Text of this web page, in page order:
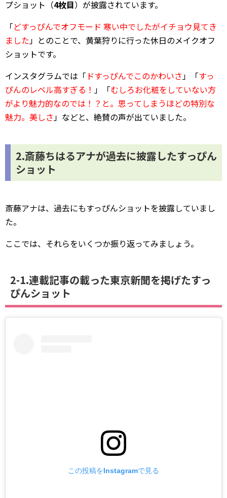
プショット（4枚目）が披露されています。
「どすっぴんでオフモード 寒い中でしたがイチョウ見てき
ました」とのことで、黄葉狩りに行った休日のメイクオフ
ショットです。
インスタグラムでは「 ドすっぴんでこのかわいさ」「すっ
ぴんのレベル高すぎる！ 」「むしろお化粧をしていない方
がより魅力的なのでは！？と。思ってしまうほどの特別な
魅力。美しさ」などと、絶賛の声が出ていました。
2.斎藤ちはるアナが過去に披露したすっぴん
ショット
斎藤アナは、過去にもすっぴんショットを披露していまし
た。
ここでは、それらをいくつか振り返ってみましょう。
2-1.連載記事の載った東京新聞を掲げたすっ
ぴんショット
この投稿をInstagramで見る